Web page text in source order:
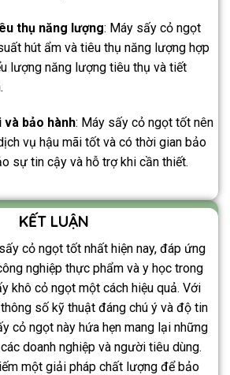
thụ năng lượng: Máy sấy cỏ ngọt
hút ẩm và tiêu thụ năng lượng hợp
lượng năng lượng tiêu thụ và tiết
và bảo hành: Máy sấy cỏ ngọt tốt nên
vụ hậu mãi tốt và có thời gian bảo
sự tin cậy và hỗ trợ khi cần thiết.
KẾT LUẬN
cỏ ngọt tốt nhất hiện nay, đáp ứng
nghiệp thực phẩm và y học trong
khô cỏ ngọt một cách hiệu quả. Với
số kỹ thuật đáng chú ý và độ tin
cỏ ngọt này hứa hẹn mang lại những
doanh nghiệp và người tiêu dùng.
một giải pháp chất lượng để bảo